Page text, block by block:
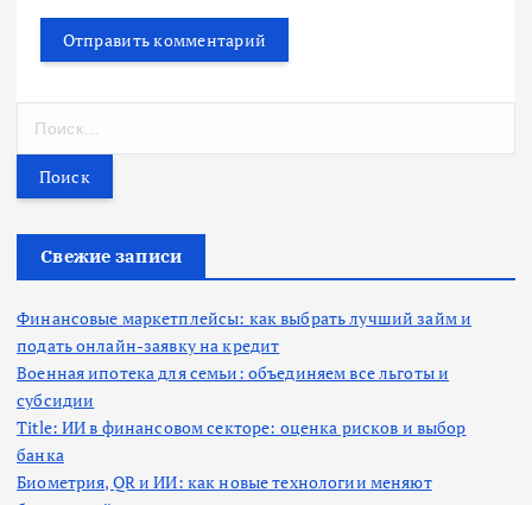
т
Свежие записи
Финансовые маркетплейсы: как выбрать лучший займ и
подать онлайн-заявку на кредит
Военная ипотека для семьи: объединяем все льготы и
субсидии
Title: ИИ в финансовом секторе: оценка рисков и выбор
банка
Биометрия, QR и ИИ: как новые технологии меняют